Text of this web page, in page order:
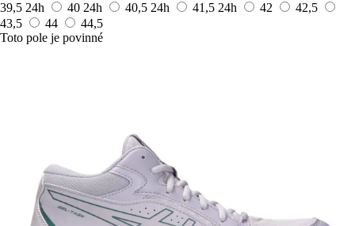
39,5 24h 40 24h 40,5 24h 41,5 24h 42
42,5
43,5
44
44,5
Toto pole je povinné